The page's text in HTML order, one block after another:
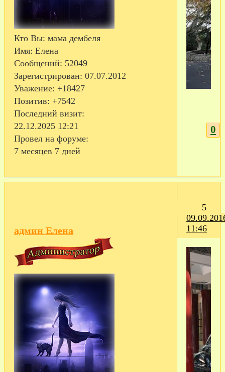
Кто Вы: мама дембеля
Имя: Елена
Сообщений: 52049
Зарегистрирован: 07.07.2012
Уважение: +18427
Позитив: +7542
Последний визит:
22.12.2025 12:21
Провел на форуме:
7 месяцев 7 дней
0
5
11:46
админ Елена